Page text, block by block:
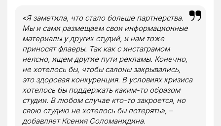
«Я заметила, что стало больше партнерства.
Мы и сами размещаем свои информационные
материалы у других студий, и нам тоже
приносят флаеры. Так как с инстаграмом
неясно, ищем другие пути рекламы. Конечно,
не хотелось бы, чтобы салоны закрывались,
это здоровая конкуренция. В условиях кризиса
хотелось бы поддержать каким-то образом
студии. В любом случае кто-то закроется, но
свою студию не хотелось бы потерять», –
добавляет Ксения Соломанидина.